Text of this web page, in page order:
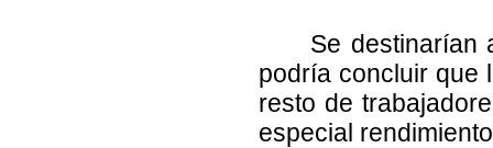
Se destinarían
podría concluir que
resto de
especial